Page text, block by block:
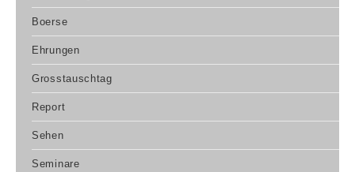
Boerse
Ehrungen
Grosstauschtag
Report
Sehen
Seminare